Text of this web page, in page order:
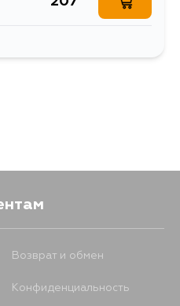
Возврат и обмен
Конфиденциальность